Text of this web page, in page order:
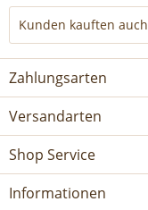
Kunden kauften auch
Zahlungsarten
Versandarten
Shop Service
Informationen